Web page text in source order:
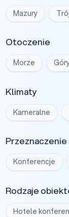
Mazury
Otoczenie
Morze
Klimaty
Kameralne
Konferencje
Rodzaje
Hotele